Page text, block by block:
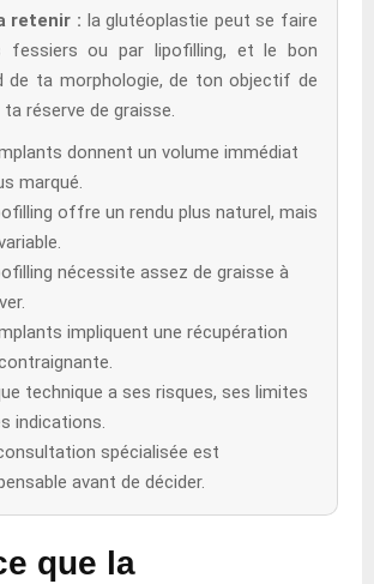
retenir : la glutéoplastie peut se faire
fessiers ou par lipofilling, et le bon
de ta morphologie, de ton objectif de
réserve de graisse.
donnent un volume immédiat
marqué.
offre un rendu plus naturel, mais
nécessite assez de graisse à
impliquent une récupération
technique a ses risques, ses limites
indications.
spécialisée est
avant de décider.
que la